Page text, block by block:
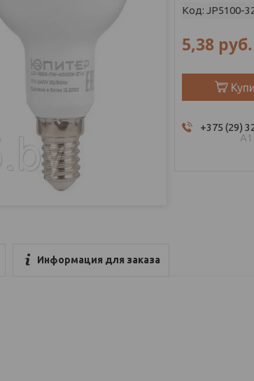
Код: JP5100-
5,38 руб.
+375 (29)
А1
Информация для заказа